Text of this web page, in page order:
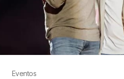
Eventos